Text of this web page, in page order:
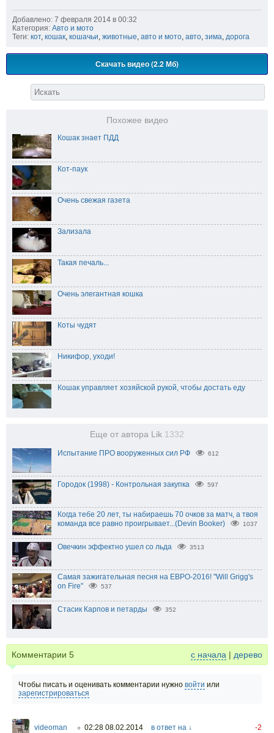
Добавлено: 7 февраля 2014 в 00:32
Категория: Авто и мото
Теги: кот, кошак, кошачьи, животные, авто и мото, авто, зима, дорога
Скачать видео (2.2 Мб)
Похожее видео
Кошак знает ПДД
Кот-паук
Очень свежая газета
Зализала
Такая печаль...
Очень элегантная кошка
Коты чудят
Никифор, уходи!
Кошак управляет хозяйской рукой, чтобы достать еду
Еще от автора Lik 1332
Испытание ПРО вооруженных сил РФ 612
Городок (1998) - Контрольная закупка 597
Когда тебе 20 лет, ты набираешь 70 очков за матч, а твоя
команда все равно проигрывает...(Devin Booker)
1037
Овечкин эффектно ушел со льда 3513
Самая зажигательная песня на ЕВРО-2016! "Will Grigg's
on Fire"
537
Стасик Карпов и петарды 352
Комментарии 5 с начала | дерево
Чтобы писать и оценивать комментарии нужно войти или
зарегистрироваться
videoman ○ 02:28 08.02.2014 в ответ на ↓
-2